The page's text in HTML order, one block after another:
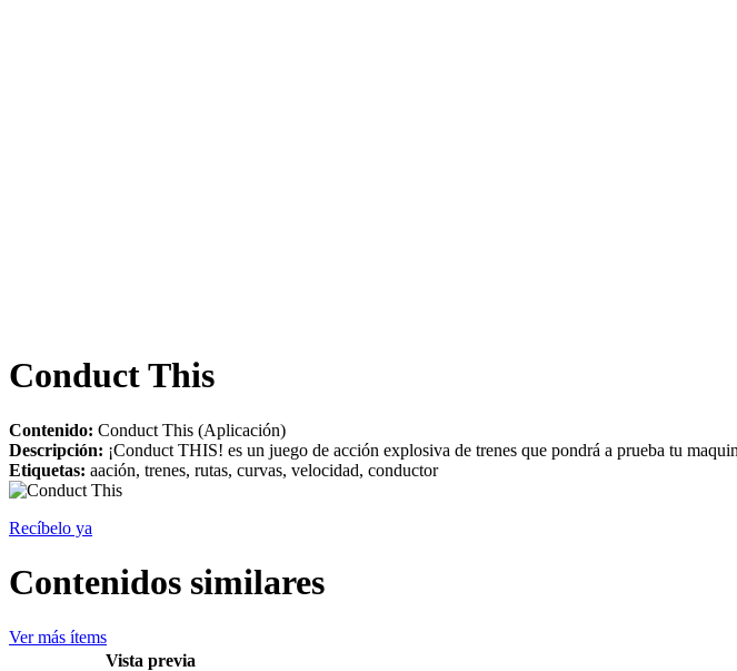
Conduct This
Contenido: Conduct This (Aplicación)
Descripción: ¡Conduct THIS! es un juego de acción explosiva de trenes que pondrá a prueba tu
Etiquetas: aación, trenes, rutas, curvas, velocidad, conductor
Recíbelo ya
Contenidos similares
Ver más ítems
Vista previa